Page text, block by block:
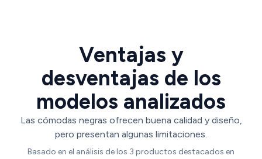
Ventajas y
desventajas de los
modelos analizados
Las cómodas negras ofrecen buena calidad y diseño,
pero presentan algunas limitaciones.
Basado en el análisis de los 3 productos destacados en